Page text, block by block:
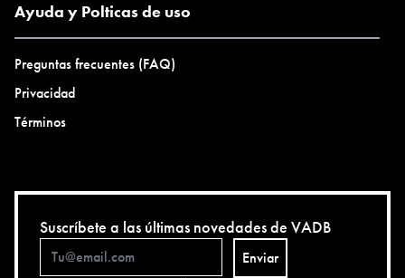
Ayuda y Polticas de uso
Preguntas frecuentes (FAQ)
Privacidad
Términos
Suscríbete a las últimas novedades de VADB
Enviar